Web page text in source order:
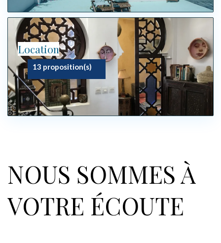
Location
13 proposition(s)
NOUS SOMMES À
VOTRE ÉCOUTE